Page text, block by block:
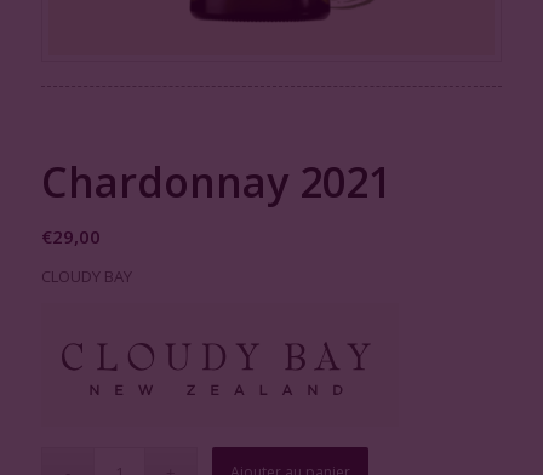
Chardonnay 2021
€29,00
CLOUDY BAY